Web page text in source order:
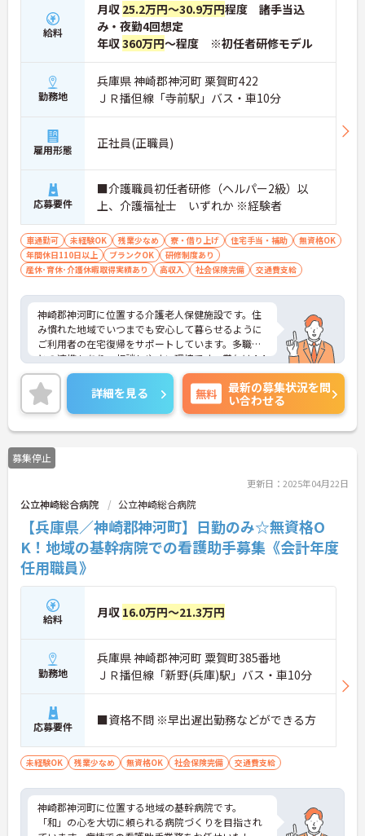
給料
月収 25.2万円～30.9万円程度 諸手当込
み・夜勤4回想定
年収360万円～程度 ※初任者研修モデル
勤務地
兵庫県 神崎郡神河町 栗賀町422
ＪＲ播但線「寺前駅」バス・車10分
雇用形態 正社員(正職員)
応募要件
■介護職員初任者研修（ヘルパー2級）以
上、介護福祉士 いずれか ※経験者
車通勤可 未経験OK 残業少なめ 寮・借り上げ 住宅手当・補助
無資格OK
年間休日110日以上
ブランクOK
研修制度あり
産休･育休･介護休暇取得実績あり
高収入 社会保険完備 交通費支給
神崎郡神河町に位置する介護老人保健施設です。住
み慣れた地域でいつまでも安心して暮らせるように
ご利用者の在宅復帰をサポートしています。多職種
との連携もあり、相談しやすい環境です。賞与は4.4
ヶ月の実積があり、頑張りがしっかりとお給与にも
反映されます。残業も少なめで、メリハリお仕事で
きるのも魅力です。ご興味のある方には、面接対策
ポイントなど、さらに詳細をお話しいたしますので
お気軽にご相談ください！
詳細を見る 無料
最新の募集状況を問
い合わせる
募集停止
更新日：2025年04月22日
公立神崎総合病院 公立神崎総合病院
【兵庫県／神崎郡神河町】日勤のみ☆無資格O
K！地域の基幹病院での看護助手募集《会計年度
任用職員》
給料 月収 16.0万円～21.3万円
勤務地
兵庫県 神崎郡神河町 粟賀町385番地
ＪＲ播但線「新野(兵庫)駅」バス・車10分
応募要件 ■資格不問 ※早出遅出勤務などができる方
未経験OK 残業少なめ 無資格OK 社会保険完備 交通費支給
神崎郡神河町に位置する地域の基幹病院です。
「和」の心を大切に頼られる病院づくりを目指され